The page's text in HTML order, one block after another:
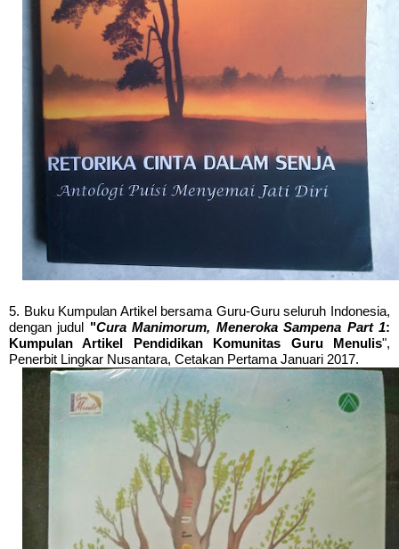
5. Buku Kumpulan Artikel bersama Guru-Guru seluruh Indonesia,
dengan judul "Cura Manimorum, Meneroka Sampena Part 1:
Kumpulan Artikel Pendidikan Komunitas Guru Menulis",
Penerbit Lingkar Nusantara, Cetakan Pertama Januari 2017.